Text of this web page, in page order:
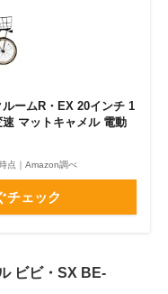
ームR・EX 20インチ 1
マットキャメル 電動
点｜Amazon調べ
チェック
ビビ・SX BE-